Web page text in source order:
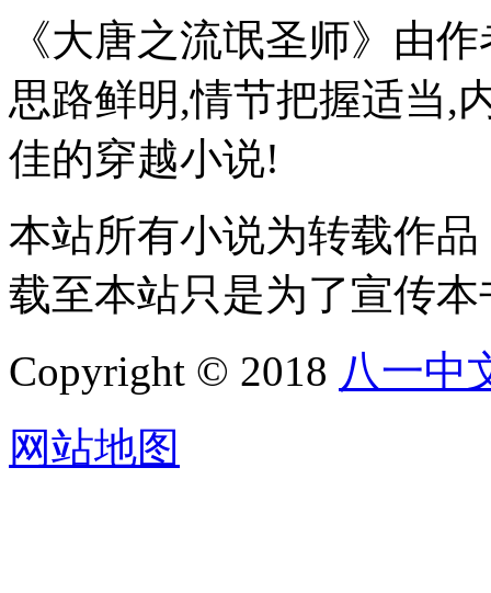
《大唐之流氓圣师》由
思路鲜明,情节把握适当,
佳的穿越小说!
本站所有小说为转载作
载至本站只是为了宣传
Copyright © 2018 八一中
网站地图